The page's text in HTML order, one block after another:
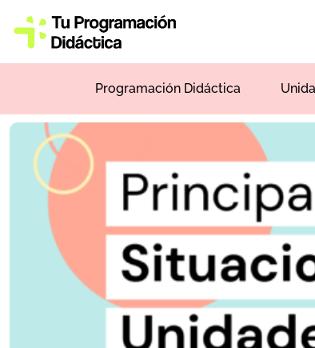
Programación Didáctica